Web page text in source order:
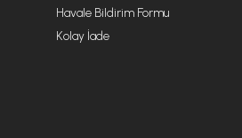
Havale Bildirim Formu
Kolay İade